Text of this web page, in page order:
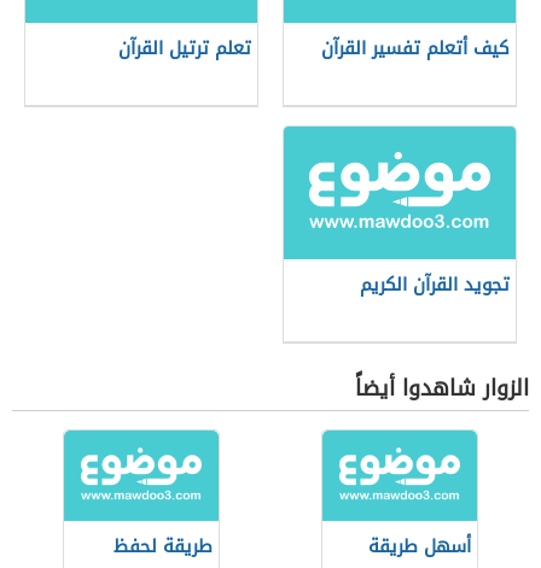
كيف أتعلم تفسير القرآن تعلم ترتيل القرآن
تجويد القرآن الكريم
الزوار شاهدوا أيضاً
أسهل طريقة
طريقة لحفظ